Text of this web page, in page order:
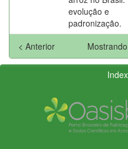
evolução e
padronização.
< Anterior